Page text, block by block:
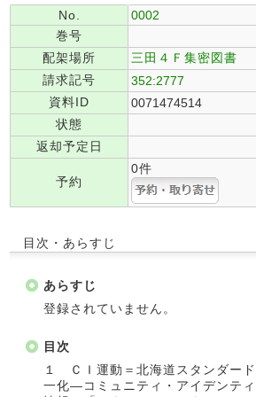
No.
0002
巻号
配架場所
三田４Ｆ集密図書
請求記号
352:2777
資料ID
0071474514
状態
返却予定日
予約
0件
目次・あらすじ
あらすじ
登録されていません。
目次
１ ＣＩ運動＝北海道スタンダー
一化―コミュニティ・アイデンティ